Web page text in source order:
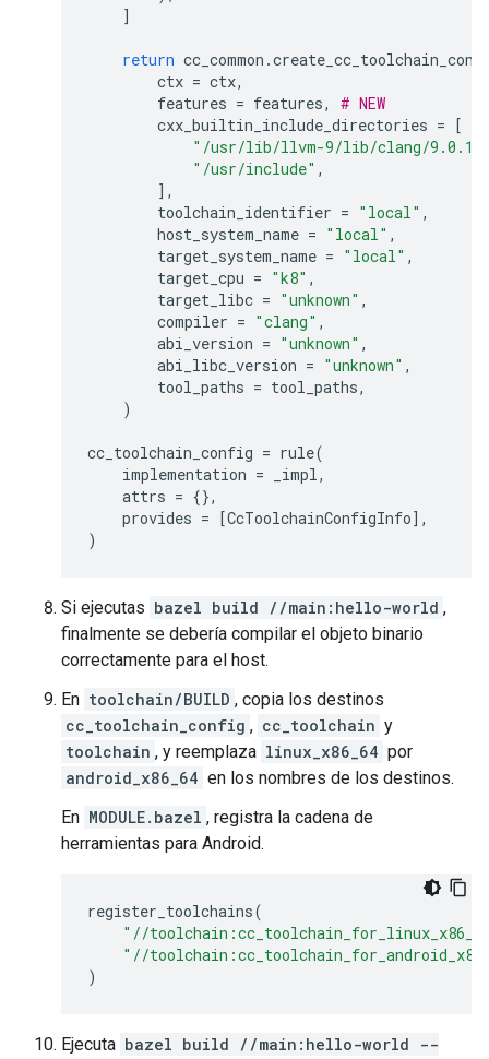
]
return cc_common .
ctx = ctx,
features = features,
# NEW
cxx_builtin_include_directories = [
"/usr/lib/llvm-9/lib/clang/9.0.1/
"/usr/include" ,
],
toolchain_identifier = "local" ,
host_system_name = "local" ,
target_system_name = "local" ,
target_cpu = "k8" ,
target_libc = "unknown" ,
compiler = "clang" ,
abi_version = "unknown" ,
abi_libc_version = "unknown" ,
tool_paths = tool_paths,
)
cc_toolchain_config = rule(
implementation = _impl,
attrs = {},
provides = [CcToolchainConfigInfo],
)
Si ejecutas bazel build //main:hello-world ,
finalmente se debería compilar el objeto binario
correctamente para el host.
En toolchain/BUILD , copia los destinos
cc_toolchain_config , cc_toolchain y
toolchain , y reemplaza linux_x86_64 por
android_x86_64 en los nombres de los destinos.
En MODULE.bazel , registra la cadena de
herramientas para Android.
register_toolchains(
"//
"//
)
Ejecuta bazel build //main:hello-world --